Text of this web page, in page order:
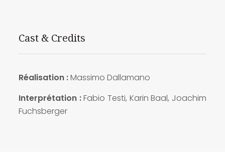
Cast & Credits
Réalisation :Massimo Dallamano
Interprétation :Fabio Testi, Karin Baal, Joachim
Fuchsberger